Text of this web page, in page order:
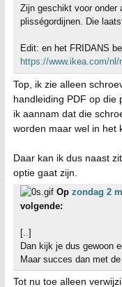
Zijn geschikt voor onder
plisségordijnen. Die
Edit: en het FRIDANS
https://www.ikea.com/
Top, ik zie alleen
handleiding PDF op die
ik aannam dat die
worden maar wel in het
Daar kan ik dus naast
optie gaat zijn.
Op zondag 2
volgende:
[..]
Dan kijk je dus gewoon
Maar succes dan met
Tot nu toe alleen